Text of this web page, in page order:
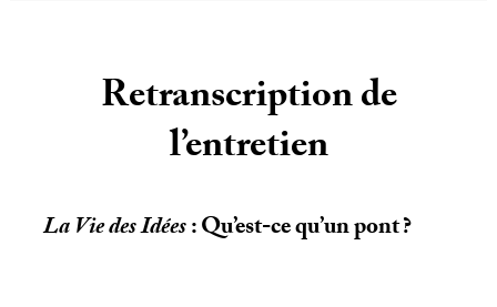
Retranscription de
l’entretien
La Vie des Idées: Qu’est-ce qu’un pont?